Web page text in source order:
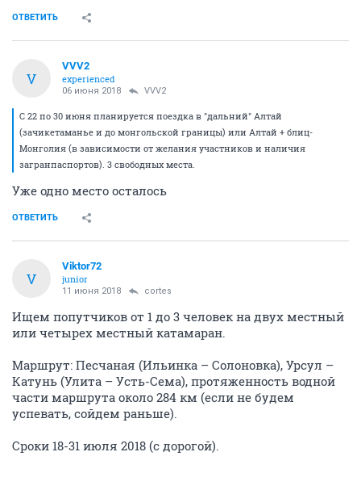
ОТВЕТИТЬ
V
VVV2
experienced
06 июня 2018 VVV2
С 22 по 30 июня планируется поездка в "дальний" Алтай
(зачикетаманье и до монгольской границы) или Алтай + блиц-
Монголия (в зависимости от желания участников и наличия
загранпаспортов). 3 свободных места.
Уже одно место осталось
ОТВЕТИТЬ
V
Viktor72
junior
11 июня 2018 cortes
Ищем попутчиков от 1 до 3 человек на двух местный
или четырех местный катамаран.
Маршрут: Песчаная (Ильинка – Солоновка), Урсул –
Катунь (Улита – Усть-Сема), протяженность водной
части маршрута около 284 км (если не будем
успевать, сойдем раньше).
Сроки 18-31 июля 2018 (с дорогой).